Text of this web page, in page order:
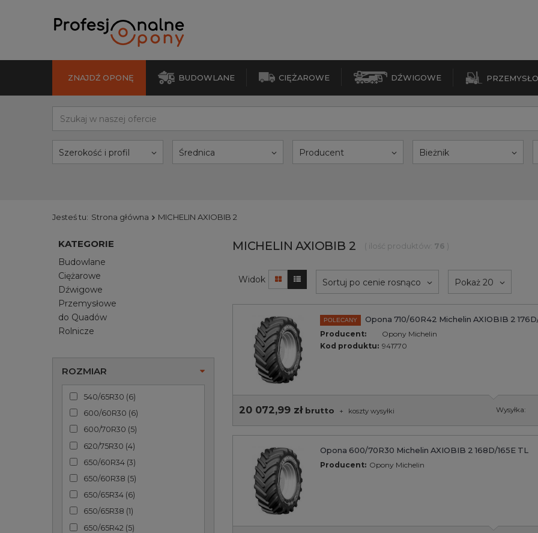
ZNAJDŹ OPONĘ BUDOWLANE CIĘŻAROWE DŹWIGOWE
Szerokość i profil Średnica Producent Bieżnik
Jesteś tu: Strona główna MICHELIN AXIOBIB 2
KATEGORIE
Budowlane
Ciężarowe
Dźwigowe
Przemysłowe
do Quadów
Rolnicze
ROZMIAR
540/65R30 (6)
600/60R30 (6)
600/70R30 (5)
620/75R30 (4)
650/60R34 (3)
650/60R38 (5)
650/65R34 (6)
650/65R38 (1)
650/65R42 (5)
MICHELIN AXIOBIB 2 ( ilość produktów: 76 )
Widok Sortuj po cenie rosnąco Pokaż 20
POLECANY Opona 710/60R42 Michelin AXIOBIB 2
Producent:
Opony Michelin
Kod produktu: 941770
20 072,99 złbrutto + koszty wysyłki Wysyłka:
Opona 600/70R30 Michelin AXIOBIB 2 168D/165E TL
Producent: Opony Michelin